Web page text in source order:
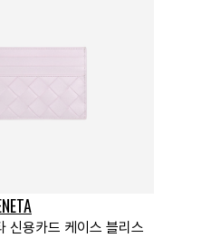
신용카드 케이스 블리스